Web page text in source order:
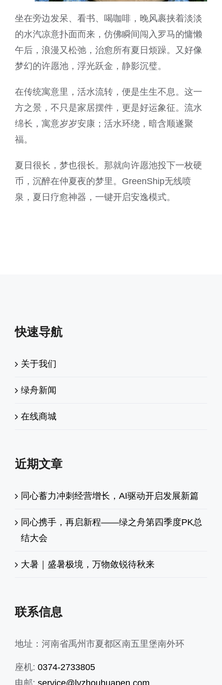
坐在旁边发呆、看书、喝咖啡，晚风裹挟着淡淡
的水汽凉意扑面而来，仿佛瞬间闯入罗马的慵懒
午后，浪漫又松弛，治愈所有夏日烦躁。又好像
梦幻的许愿池，浮光跃金，静影沉璧。
在传统寓意里，活水流转，便是生生不息。这一
方之景，不只是家居摆件，更是好运象征。流水
绵长，寓意岁岁安康；活水环绕，暗含顺遂聚
福。
夏日很长，梦也很长。那就向许愿池投下一枚硬
币，沉醉在仲夏夜的梦里。GreenShip无线喷
泉，夏日疗愈神器，一键开启安逸模式。
快速导航
关于我们
绿舟新闻
在线商城
近期文章
同心蓄力冲刺经营增长，AI驱动开启发展新篇
同心携手，再启新程——绿之舟第四季度PK总
结大会
大暑｜盛暑极境，万物敛锐待秋来
联系信息
地址：河南省禹州市夏都区南五里堡南外环
座机: 0374-2733805
电邮: service@lvzhouhuapen.com